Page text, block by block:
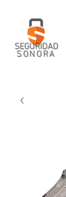
SEGURIDAD
SONORA